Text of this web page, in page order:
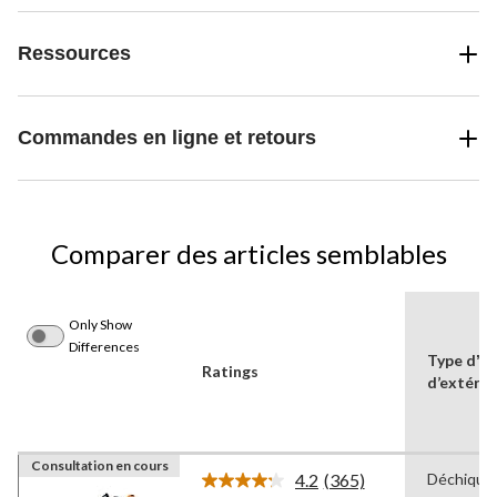
Ressources
Commandes en ligne et retours
Comparer des articles semblables
Only Show
Differences
Ratings
Type
Consultation en cours
4.2 Lire
(365)